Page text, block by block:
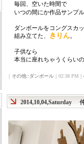
毎回、空いた時間で
いつの間にか作品サンプ
ダンボールをコングスカ
組み立てた、
きりん。
子供なら
本当に座れちゃうくらい
その他::ダンボール ｜02:38 PM｜
2014,10,04,Saturday